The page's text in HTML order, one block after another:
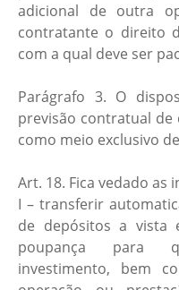
adicional de outra
contratante o direito
com a qual deve ser
Parágrafo 3. O
previsão contratual
como meio exclusivo
Art. 18. Fica vedado as
I – transferir
de depósitos a vista
poupança para
investimento, bem